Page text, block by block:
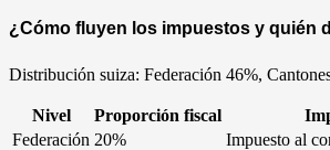
¿Cómo fluyen los impuestos y quién
Distribución suiza: Federación 46%,
Nivel Proporción fiscal
Federación 20% Impuesto al